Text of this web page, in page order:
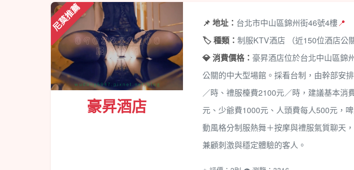
尼莫推薦
豪昇酒店
📌 地址： 台北市中山區錦州街46號4樓📍
🏷️ 種類： 制服KTV酒店 （近150位酒店公關
💎 消費價格： 豪昇酒店位於台北中山區錦
公關的中大型場館。採看台制，由幹部安
／時、禮服檯費2100元／時，建議基本消
元、少爺費1000元、人頭費每人500元，
動風格分制服熱舞＋按摩與禮服氣質聊天
兼顧刺激與穩定體驗的客人。